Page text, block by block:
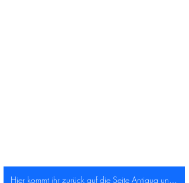
Hier kommt ihr zurück auf die Seite Antigua und Barbuda!